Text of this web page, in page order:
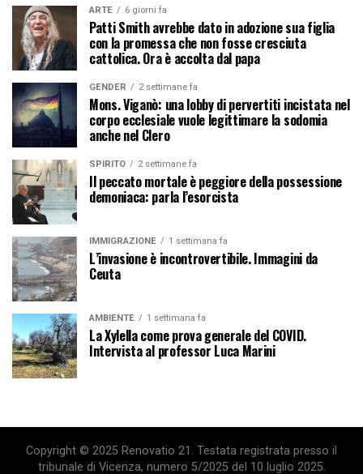
ARTE 6 giorni fa
Patti Smith avrebbe dato in adozione sua figlia
con la promessa che non fosse cresciuta
cattolica. Ora è accolta dal papa
GENDER 2 settimane fa
Mons. Viganò: una lobby di pervertiti incistata nel
corpo ecclesiale vuole legittimare la sodomia
anche nel Clero
SPIRITO 2 settimane fa
Il peccato mortale è peggiore della possessione
demoniaca: parla l’esorcista
IMMIGRAZIONE 1 settimana fa
L’invasione è incontrovertibile. Immagini da
Ceuta
AMBIENTE 1 settimana fa
La Xylella come prova generale del COVID.
Intervista al professor Luca Marini
Copyright © 2025 Renovatio 21. Testata registrata presso il
tribunale di Vicenza, numero 5/2025 del 10 luglio 2025.